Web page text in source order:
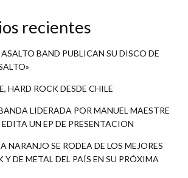
recientes
BAND PUBLICAN SU DISCO DE
HARD ROCK DESDE CHILE
LIDERADA POR MANUEL MAESTRE
UN EP DE PRESENTACION
NARANJO SE RODEA DE LOS MEJORES
Y DE METAL DEL PAÍS EN SU PRÓXIMA